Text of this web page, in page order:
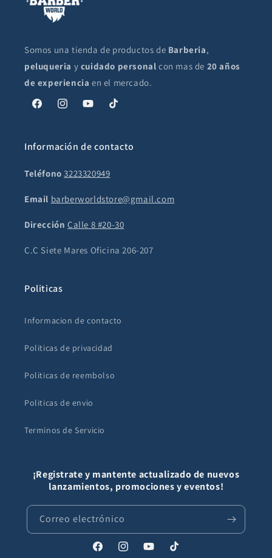
Somos una tienda de productos de Barberia,
peluqueria y cuidado personal con mas de 20 años
de experiencia en el mercado.
FacebookInstagramYouTubeTikTok
Información de contacto
Teléfono 3223320949
Email barberworldstore@gmail.com
Dirección Calle 8 #20-30
C.C Siete Mares Oficina 206-207
Politicas
Informacion de contacto
Politicas de privacidad
Politicas de reembolso
Politicas de envio
Terminos de Servicio
¡Registrate y mantente actualizado de nuevos
lanzamientos, promociones y eventos!
Correo electrónico
FacebookInstagramYouTubeTikTok